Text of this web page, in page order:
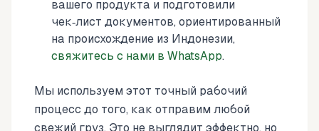
вашего продукта и подготовили
чек‑лист документов, ориентированный
на происхождение из Индонезии,
свяжитесь с нами в WhatsApp.
Мы используем этот точный рабочий
процесс до того, как отправим любой
свежий груз. Это не выглядит эффектно, но